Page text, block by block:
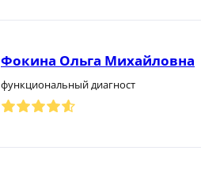
Фокина Ольга Михайловна
функциональный диагност